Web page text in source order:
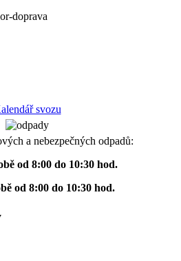
svozu
a nebezpečných odpadů:
od 8:00 do 10:30 hod.
od 8:00 do 10:30 hod.